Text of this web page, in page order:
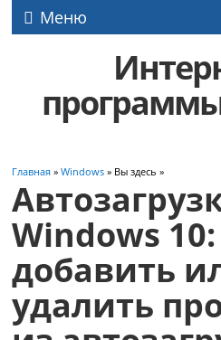
Меню
Главная »Windows » Вы здесь »
Windows
добавить
удалить